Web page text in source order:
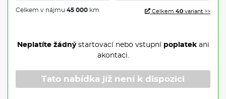
Celkem v nájmu 45 000 km Celkem 40 variant >>
Neplatíte žádnýstartovací nebo vstupní poplatekani
akontaci.
Tato nabídka již není k dispozici